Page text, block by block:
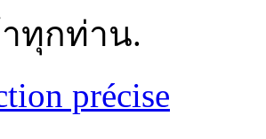
ทุกท่าน.
précise